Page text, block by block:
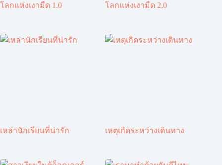
โลกแห่งเงามืด 1.0 โลกแห่งเงามืด 2.0
เหล่านักเรียนที่น่ารัก เหตุเกิดระหว่างเดินทาง